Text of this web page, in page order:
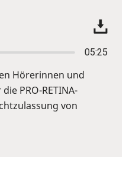
05:25
Hörerinnen und
PRO-RETINA-
von